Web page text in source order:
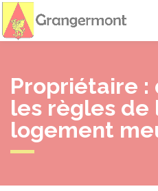
Propriétaire :
les règles de
logement